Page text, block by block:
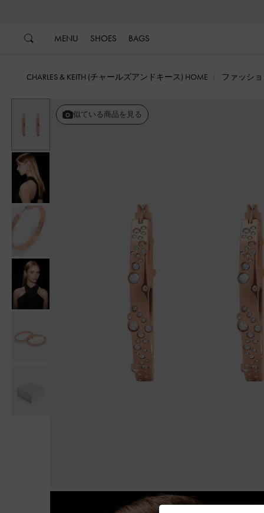
MENU SHOES BAGS
CHARLES & KEITH (チャールズアンドキース) HOME ファッシ
似ている商品を見る